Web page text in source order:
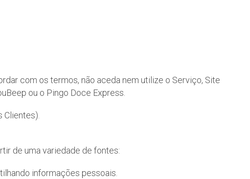
com os termos, não aceda nem utilize o Serviço, Site
ou o Pingo Doce Express.
Clientes).
de uma variedade de fontes:
informações pessoais.